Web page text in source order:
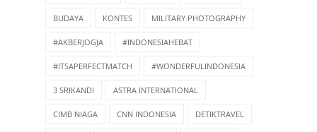
BUDAYA KONTES MILITARY PHOTOGRAPHY
#AKBERJOGJA #INDONESIAHEBAT
#ITSAPERFECTMATCH #WONDERFULINDONESIA
3 SRIKANDI ASTRA INTERNATIONAL
CIMB NIAGA CNN INDONESIA DETIKTRAVEL